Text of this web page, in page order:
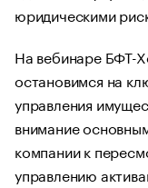
юридическими
На вебинаре БФТ-
остановимся на
управления
внимание
компании к
управлению